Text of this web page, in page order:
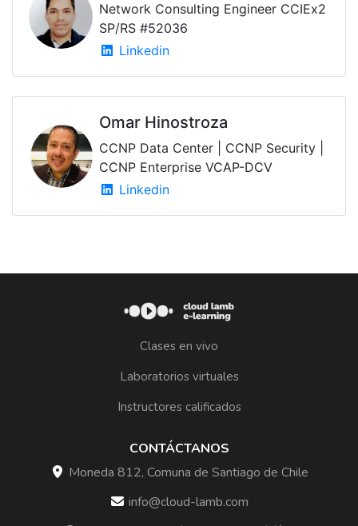
Network Consulting Engineer CCIEx2
SP/RS #52036
Linkedin
Omar Hinostroza
CCNP Data Center | CCNP Security |
CCNP Enterprise VCAP-DCV
Linkedin
Clases en vivo
Laboratorios virtuales
Instructores calificados
CONTÁCTANOS
Moneda 812, Comuna de Santiago de Chile
info@cloud-lamb.com